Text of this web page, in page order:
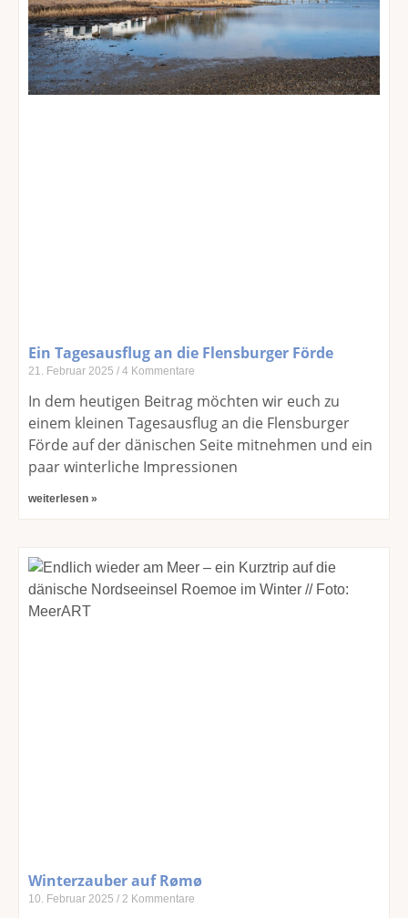
Ein Tagesausflug an die Flensburger Förde
21. Februar 2025 4 Kommentare
In dem heutigen Beitrag möchten wir euch zu
einem kleinen Tagesausflug an die Flensburger
Förde auf der dänischen Seite mitnehmen und ein
paar winterliche Impressionen
weiterlesen »
Winterzauber auf Rømø
10. Februar 2025 2 Kommentare